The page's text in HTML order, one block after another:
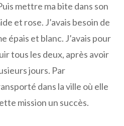
mettre ma bite dans son
et rose. J’avais besoin de
épais et blanc. J’avais pour
tous les deux, après avoir
jours. Par
dans la ville où elle
mission un succès.